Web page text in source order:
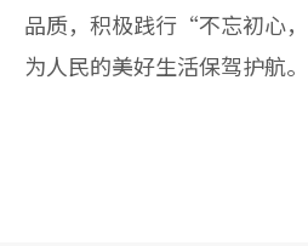
品质，积极践行“不忘初心
为人民的美好生活保驾护航。